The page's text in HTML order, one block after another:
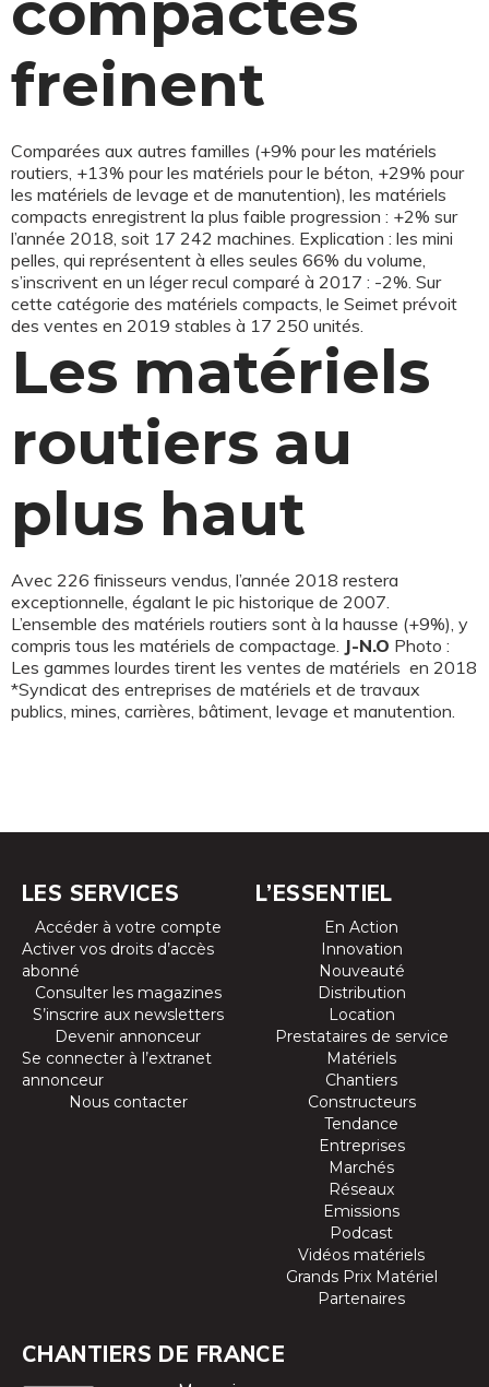
freinent
Comparées aux autres familles (+9% pour les matériels
routiers, +13% pour les matériels pour le béton, +29% pour
les matériels de levage et de manutention), les matériels
compacts enregistrent la plus faible progression : +2% sur
l’année 2018, soit 17 242 machines. Explication : les mini
pelles, qui représentent à elles seules 66% du volume,
s’inscrivent en un léger recul comparé à 2017 : -2%. Sur
cette catégorie des matériels compacts, le Seimet prévoit
des ventes en 2019 stables à 17 250 unités.
Les matériels
routiers au
plus haut
Avec 226 finisseurs vendus, l’année 2018 restera
exceptionnelle, égalant le pic historique de 2007.
L’ensemble des matériels routiers sont à la hausse (+9%), y
compris tous les matériels de compactage. J-N.O Photo :
Les gammes lourdes tirent les ventes de matériels en 2018
*Syndicat des entreprises de matériels et de travaux
publics, mines, carrières, bâtiment, levage et manutention.
LES SERVICES
Accéder à votre compte
Activer vos droits d’accès
abonné
Consulter les magazines
S’inscrire aux newsletters
Devenir annonceur
Se connecter à l’extranet
annonceur
Nous contacter
L’ESSENTIEL
En Action
Innovation
Nouveauté
Distribution
Location
Prestataires de service
Matériels
Chantiers
Constructeurs
Tendance
Entreprises
Marchés
Réseaux
Emissions
Podcast
Vidéos matériels
Grands Prix Matériel
Partenaires
CHANTIERS DE FRANCE